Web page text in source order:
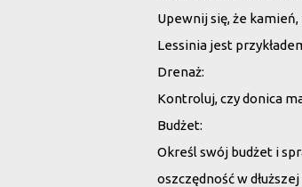
Upewnij się, że
Lessinia jest
Drenaż:
Kontroluj, czy donica
Budżet:
Określ swój budżet i
oszczędność w